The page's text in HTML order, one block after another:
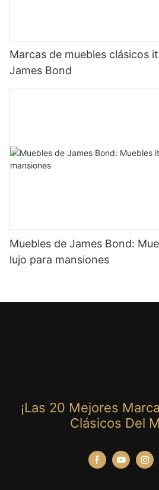
Marcas de muebles clásicos
James Bond
Muebles de James Bond:
lujo para mansiones
¡Las 20 Mejores
Clásicos Del